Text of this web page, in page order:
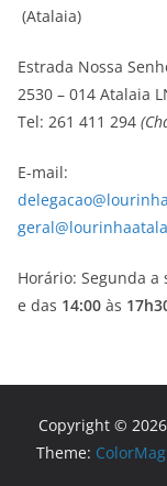
(Atalaia)
Estrada Nossa
2530 – 014 Atalaia
Tel: 261 411 294
E-mail:
Horário: Segunda a
e das 14:00 às
Copyright © 2026
Theme: ColorMag